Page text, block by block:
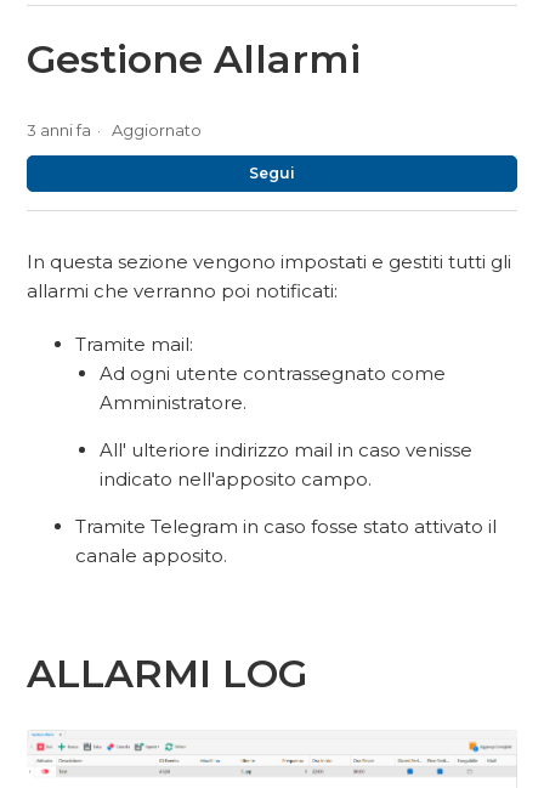
Gestione Allarmi
3 anni fa Aggiornato
Segui
In questa sezione vengono impostati e gestiti tutti gli
allarmi che verranno poi notificati:
Tramite mail:
Ad ogni utente contrassegnato come
Amministratore.
All' ulteriore indirizzo mail in caso venisse
indicato nell'apposito campo.
Tramite Telegram in caso fosse stato attivato il
canale apposito.
ALLARMI LOG